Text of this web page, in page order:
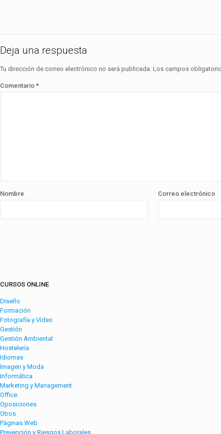
Deja una respuesta
Tu dirección de correo electrónico no será publicada. Los campos
Comentario *
Nombre Correo electrónico
CURSOS ONLINE
Diseño
Formación
Fotografía y Vídeo
Gestión
Gestión Ambiental
Hostelería
Idiomas
Imagen y Moda
Informática
Marketing y Management
Office
Oposiciones
Otros
Páginas Web
Prevención y Riesgos Laborales